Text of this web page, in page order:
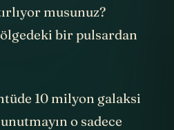
Ya da yıldızlararası
musunuz?
bir pulsardan
10 milyon galaksi